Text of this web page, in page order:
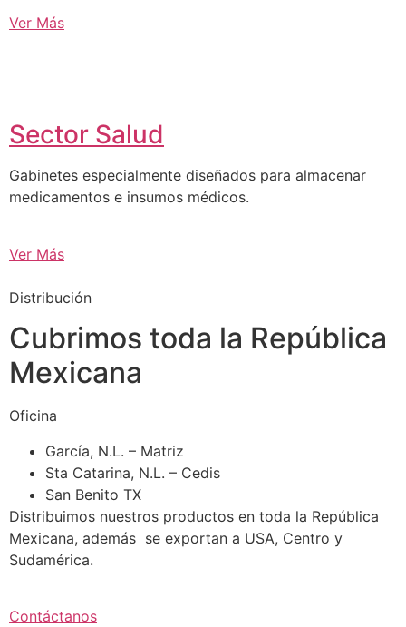
Ver Más
Sector Salud
Gabinetes especialmente diseñados para almacenar
medicamentos e insumos médicos.
Ver Más
Distribución
Cubrimos toda la República
Mexicana
Oficina
García, N.L. – Matriz
Sta Catarina, N.L. – Cedis
San Benito TX
Distribuimos nuestros productos en toda la República
Mexicana, además se exportan a USA, Centro y
Sudamérica.
Contáctanos